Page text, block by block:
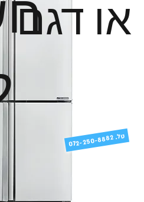
או דגם
072-250-8882 .טל